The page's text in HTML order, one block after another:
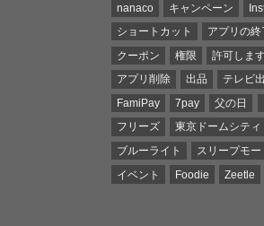
nanaco
キャンペーン
ショートカット
アプリの終
クーポン
権限 許可しま
アプリ削除
出品 テレビ
FamiPay
7pay 父の日
フリーズ
東京ドームシティ
ブルーライト
スリープモー
イベント
Foodie Zeetle